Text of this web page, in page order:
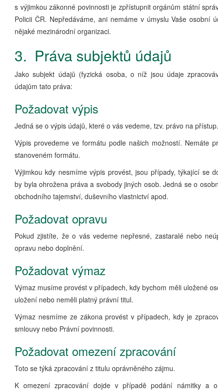
s výjimkou zákonné povinnosti je zpřístupnit orgánům státní
Policii ČR. Nepředáváme, ani nemáme v úmyslu Vaše osobní
nějaké mezinárodní organizaci.
3. Práva subjektů údajů
Jako subjekt údajů (fyzická osoba, o níž jsou údaje
údajům tato práva:
Požadovat výpis
Jedná se o výpis údajů, které o vás vedeme, tzv. právo na přístup.
Výpis provedeme ve formátu podle našich možností. Nemáte
stanoveném formátu.
Výjimkou kdy nesmíme výpis provést, jsou případy, týkající se
by byla ohrožena práva a svobody jiných osob. Jedná se o
obchodního tajemství, duševního vlastnictví apod.
Požadovat opravu
Pokud zjistíte, že o vás vedeme nepřesné, zastaralé nebo
opravu nebo doplnění.
Požadovat výmaz
Výmaz musíme provést v případech, kdy bychom měli uložené
uložení nebo neměli platný právní titul.
Výmaz nesmíme ze zákona provést v případech, kdy je
smlouvy nebo Právní povinnosti.
Požadovat omezení zpracování
Toto se týká zpracování z titulu oprávněného zájmu.
K omezení zpracování dojde v případě podání námitky a